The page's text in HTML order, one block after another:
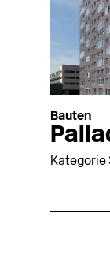
Bauten
Kategorie